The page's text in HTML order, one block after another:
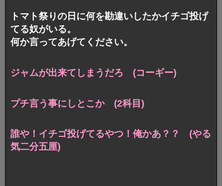
トマト祭りの日に 何を勘違いしたかイチゴ投げ
てる奴がいる。
何か言ってあげてください。
ジャムが出来てしまうだろ (コーギー)
プチ言う事にしとこか (2科目)
誰や！イチゴ投げてるやつ！俺かあ？？ (やる
気二分五厘)